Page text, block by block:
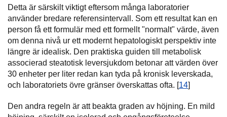
Detta är särskilt viktigt eftersom många laboratorier
använder bredare referensintervall. Som ett resultat kan en
person få ett formulär med ett formellt "normalt" värde, även
om denna nivå ur ett modernt hepatologiskt perspektiv inte
längre är idealisk. Den praktiska guiden till metabolisk
associerad steatotisk leversjukdom betonar att värden över
30 enheter per liter redan kan tyda på kronisk leverskada,
och laboratoriets övre gränser överskattas ofta. [14]
Den andra regeln är att beakta graden av höjning. En mild